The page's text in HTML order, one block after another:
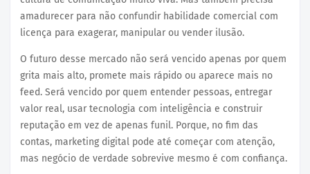
amadurecer para não confundir habilidade comercial com
licença para exagerar, manipular ou vender ilusão.
O futuro desse mercado não será vencido apenas por quem
grita mais alto, promete mais rápido ou aparece mais no
feed. Será vencido por quem entender pessoas, entregar
valor real, usar tecnologia com inteligência e construir
reputação em vez de apenas funil. Porque, no fim das
contas, marketing digital pode até começar com atenção,
mas negócio de verdade sobrevive mesmo é com confiança.